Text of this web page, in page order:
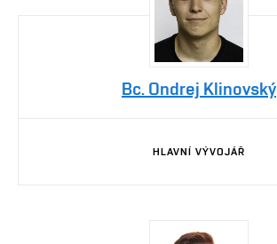
Bc. Ondrej Klinovský
HLAVNÍ VÝVOJÁŘ